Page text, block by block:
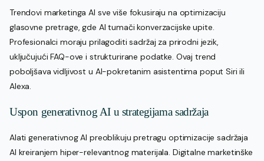
Trendovi marketinga AI sve više fokusiraju na optimizaciju
glasovne pretrage, gde AI tumači konverzacijske upite.
Profesionalci moraju prilagoditi sadržaj za prirodni jezik,
uključujući FAQ-ove i strukturirane podatke. Ovaj trend
poboljšava vidljivost u AI-pokretanim asistentima poput Siri ili
Alexa.
Uspon generativnog AI u strategijama sadržaja
Alati generativnog AI preoblikuju pretragu optimizacije sadržaja
AI kreiranjem hiper-relevantnog materijala. Digitalne marketinške